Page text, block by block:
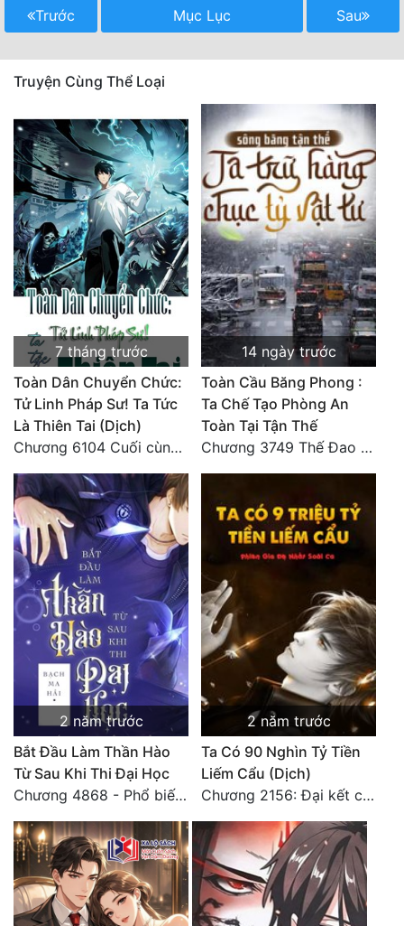
Trước Mục Lục Sau
Truyện Cùng Thể Loại
7 tháng trước
Toàn Dân Chuyển Chức:
Tử Linh Pháp Sư! Ta Tức
Là Thiên Tai (Dịch)
Chương 6104 Cuối cùng (HẾT)
14 ngày trước
Toàn Cầu Băng Phong :
Ta Chế Tạo Phòng An
Toàn Tại Tận Thế
Chương 3749 Thế Đao xuất kích
2 năm trước
Bắt Đầu Làm Thần Hào
Từ Sau Khi Thi Đại Học
Chương 4868 - Phổ biến Hạ Quốc tệ!
2 năm trước
Ta Có 90 Nghìn Tỷ Tiền
Liếm Cẩu (Dịch)
Chương 2156: Đại kết cục!!!